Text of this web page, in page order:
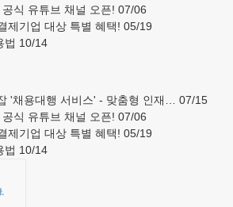
식 유튜브 채널 오픈! 07/06
제기업 대상 특별 혜택! 05/19
법 10/14
'채용대행 서비스' - 맞춤형 인재…
07/15
식 유튜브 채널 오픈! 07/06
제기업 대상 특별 혜택! 05/19
법 10/14